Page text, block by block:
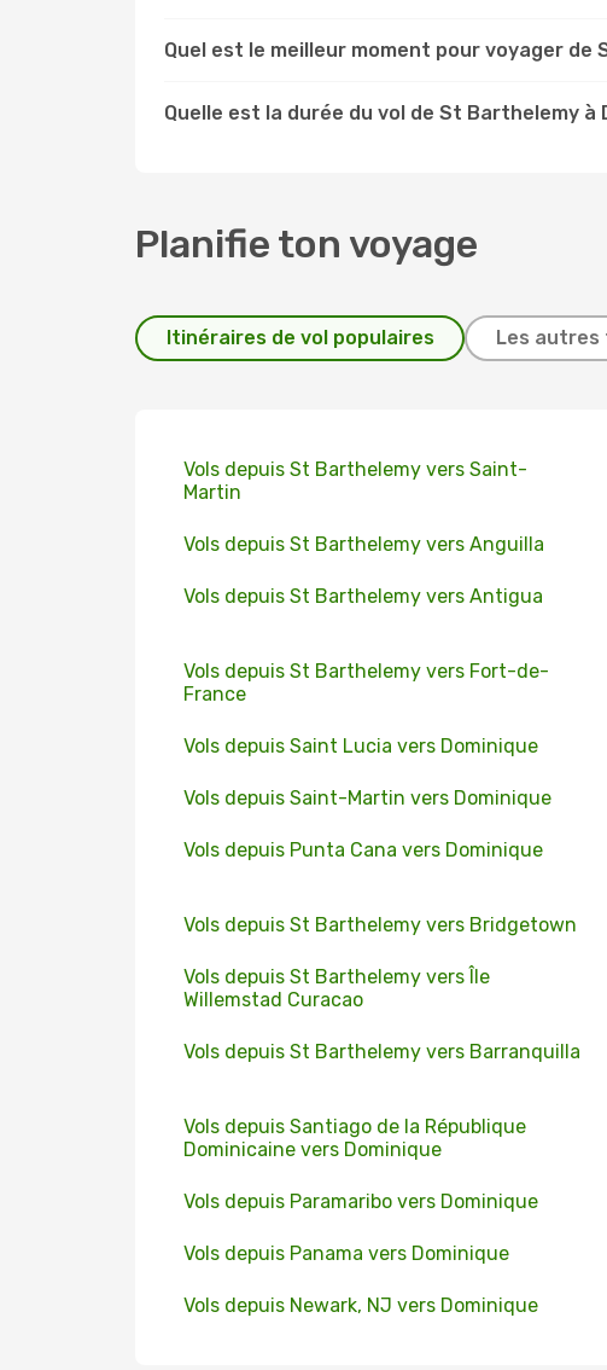
Quel est le meilleur moment pour voyager de
Quelle est la durée du vol de St Barthelemy à
Planifie ton voyage
Itinéraires de vol populaires Les
Vols depuis St Barthelemy vers Saint-
Martin
Vols depuis St Barthelemy vers Anguilla
Vols depuis St Barthelemy vers Antigua
Vols depuis St Barthelemy vers Fort-de-
France
Vols depuis Saint Lucia vers Dominique
Vols depuis Saint-Martin vers Dominique
Vols depuis Punta Cana vers Dominique
Vols depuis St Barthelemy vers Bridgetown
Vols depuis St Barthelemy vers Île
Willemstad Curacao
Vols depuis St Barthelemy vers Barranquilla
Vols depuis Santiago de la République
Dominicaine vers Dominique
Vols depuis Paramaribo vers Dominique
Vols depuis Panama vers Dominique
Vols depuis Newark, NJ vers Dominique